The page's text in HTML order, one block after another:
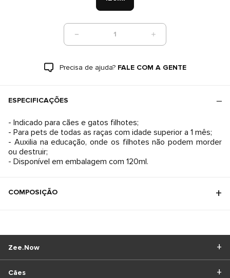
1
Precisa de ajuda? FALE COM A GENTE
ESPECIFICAÇÕES
- Indicado para cães e gatos filhotes;
- Para pets de todas as raças com idade superior a 1 mês;
- Auxilia na educação, onde os filhotes não podem morder
ou destruir;
- Disponível em embalagem com 120ml.
COMPOSIÇÃO
Cães
Zee.Now